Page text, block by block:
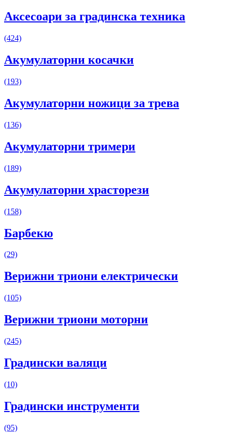
Аксесоари за градинска техника
(424)
Акумулаторни косачки
(193)
Акумулаторни ножици за трева
(136)
Акумулаторни тримери
(189)
Акумулаторни храсторези
(158)
Барбекю
(29)
Верижни триони електрически
(105)
Верижни триони моторни
(245)
Градински валяци
(10)
Градински инструменти
(95)